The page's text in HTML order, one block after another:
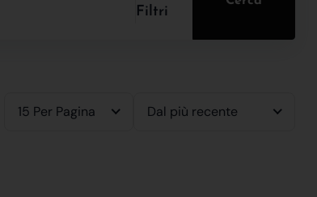
Filtri
15 Per Pagina Dal più recente